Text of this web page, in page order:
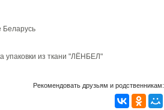
Беларусь
упаковки из ткани "ЛЁНБЕЛ"
Рекомендовать друзьям и родственникам: